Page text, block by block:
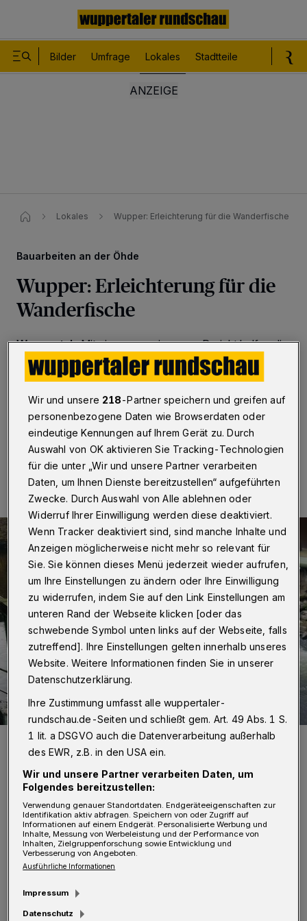
Bilder Umfrage Lokales Stadtteile
Lokales Wupper: Erleichterung für die Wanderfische
Bauarbeiten an der Öhde
Wupper: Erleichterung für die
Wanderfische
Wuppertal·Mit einem gemeinsamen Projekt helfen die
3M Deutschland GmbH, Membranes Business Unit und
der Wupperverband Fischen und Kleinlebewesen auf
die Sprünge: Das Wehr an der Wupper im Bereich Öhde
wird besser passierbar.
17.05.2016 , 14:06 Uhr Eine Minute Lesezeit
Das Wehr an der Öhde.
Foto: Wupperverband
D azu wird ein Fischaufstieg als Rampe
auf einer Länge von 70 Metern über die
Wir und unsere 218-Partner speichern und greifen auf
personenbezogene Daten wie Browserdaten oder
eindeutige Kennungen auf Ihrem Gerät zu. Durch
Auswahl von OK aktivieren Sie Tracking-Technologien
für die unter „Wir und unsere Partner verarbeiten
Daten, um Ihnen Dienste bereitzustellen“ aufgeführten
Zwecke. Durch Auswahl von Alle ablehnen oder
Widerruf Ihrer Einwilligung werden diese deaktiviert.
Wenn Tracker deaktiviert sind, sind manche Inhalte und
Anzeigen möglicherweise nicht mehr so relevant für
Sie. Sie können dieses Menü jederzeit wieder aufrufen,
um Ihre Einstellungen zu ändern oder Ihre Einwilligung
zu widerrufen, indem Sie auf den Link Einstellungen am
unteren Rand der Webseite klicken [oder das
schwebende Symbol unten links auf der Webseite, falls
zutreffend]. Ihre Einstellungen gelten innerhalb unseres
Website. Weitere Informationen finden Sie in unserer
Datenschutzerklärung.
Ihre Zustimmung umfasst alle wuppertaler-
rundschau.de-Seiten und schließt gem. Art. 49 Abs. 1 S.
1 lit. a DSGVO auch die Datenverarbeitung außerhalb
des EWR, z.B. in den USA ein.
Wir und unsere Partner verarbeiten Daten, um
Folgendes bereitzustellen:
Verwendung genauer Standortdaten. Endgeräteeigenschaften zur
Identifikation aktiv abfragen. Speichern von oder Zugriff auf
Informationen auf einem Endgerät. Personalisierte Werbung und
Inhalte, Messung von Werbeleistung und der Performance von
Inhalten, Zielgruppenforschung sowie Entwicklung und
Verbesserung von Angeboten.
Ausführliche Informationen
Impressum
Datenschutz